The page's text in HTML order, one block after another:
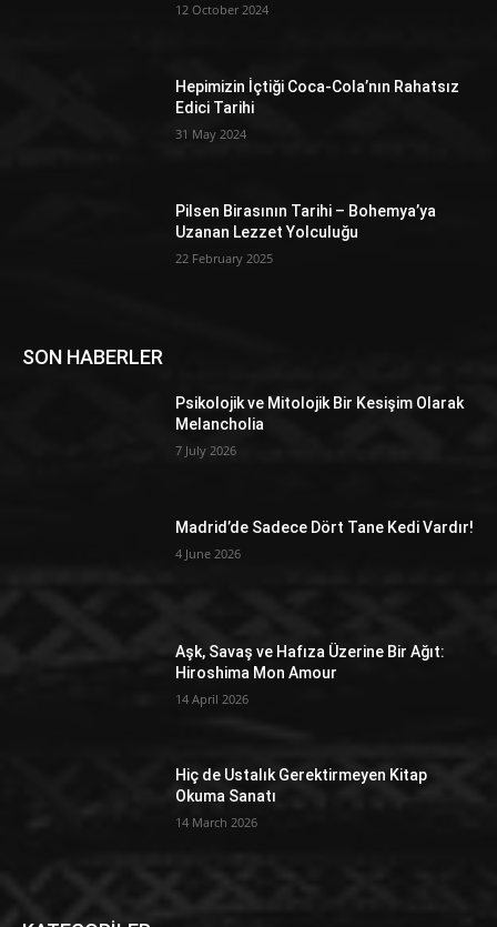
12 October 2024
Hepimizin İçtiği Coca-Cola’nın Rahatsız
Edici Tarihi
31 May 2024
Pilsen Birasının Tarihi – Bohemya’ya
Uzanan Lezzet Yolculuğu
22 February 2025
SON HABERLER
Psikolojik ve Mitolojik Bir Kesişim Olarak
Melancholia
7 July 2026
Madrid’de Sadece Dört Tane Kedi Vardır!
4 June 2026
Aşk, Savaş ve Hafıza Üzerine Bir Ağıt:
Hiroshima Mon Amour
14 April 2026
Hiç de Ustalık Gerektirmeyen Kitap
Okuma Sanatı
14 March 2026